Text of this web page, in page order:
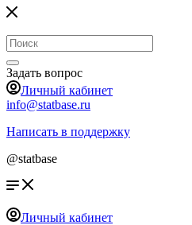
Задать вопрос
Личный кабинет
info@statbase.ru
Написать в поддержку
@statbase
Личный кабинет